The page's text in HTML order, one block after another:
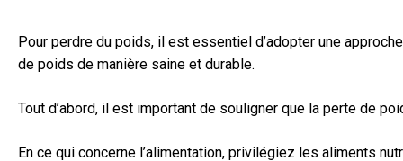
Pour perdre du poids, il est essentiel d’adopter une
de poids de manière saine et durable.
Tout d’abord, il est important de souligner que la perte de
En ce qui concerne l’alimentation, privilégiez les aliments